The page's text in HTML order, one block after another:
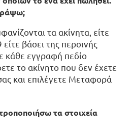
τα ακίνητα, είτε
βάσει της περσινής
κάθε εγγραφή πεδίο
το ακίνητο που δεν έχετε
και επιλέγετε Μεταφορά
τα στοιχεία